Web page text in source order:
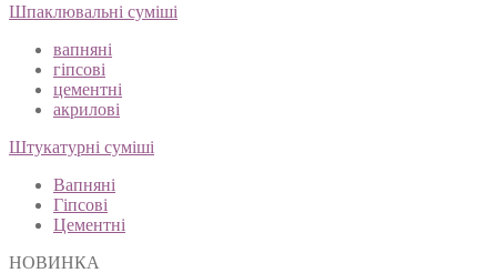
Шпаклювальні суміші
вапняні
гіпсові
цементні
акрилові
Штукатурні суміші
Вапняні
Гіпсові
Цементні
НОВИНКА